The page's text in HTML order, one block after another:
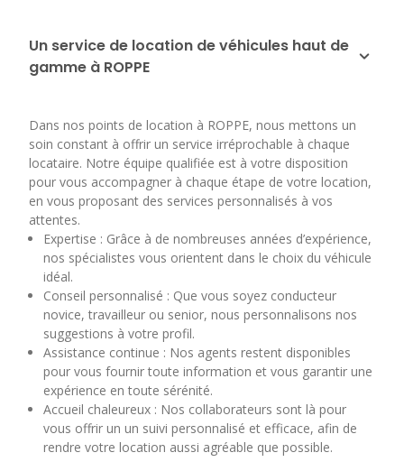
Un service de location de véhicules haut de
gamme à ROPPE
Dans nos points de location à ROPPE, nous mettons un
soin constant à offrir un service irréprochable à chaque
locataire. Notre équipe qualifiée est à votre disposition
pour vous accompagner à chaque étape de votre location,
en vous proposant des services personnalisés à vos
attentes.
Expertise : Grâce à de nombreuses années d’expérience,
nos spécialistes vous orientent dans le choix du véhicule
idéal.
Conseil personnalisé : Que vous soyez conducteur
novice, travailleur ou senior, nous personnalisons nos
suggestions à votre profil.
Assistance continue : Nos agents restent disponibles
pour vous fournir toute information et vous garantir une
expérience en toute sérénité.
Accueil chaleureux : Nos collaborateurs sont là pour
vous offrir un un suivi personnalisé et efficace, afin de
rendre votre location aussi agréable que possible.